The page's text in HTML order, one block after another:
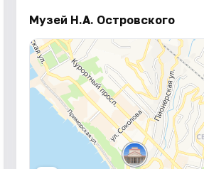
Музей Н.А. Островского